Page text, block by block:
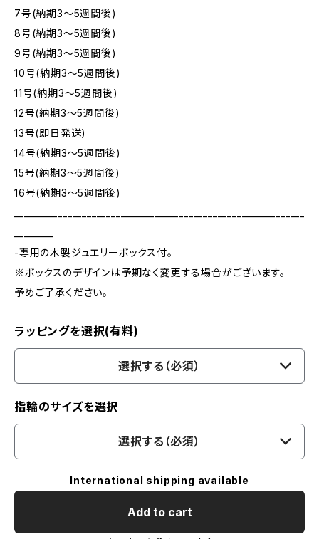
7号(納期3～5週間後)
8号(納期3～5週間後)
9号(納期3～5週間後)
10号(納期3～5週間後)
11号(納期3～5週間後)
12号(納期3～5週間後)
13号(即日発送)
14号(納期3～5週間後)
15号(納期3～5週間後)
16号(納期3～5週間後)
-専用の木製ジュエリーボックス付。
※ボックスのデザインは予期なく変更する場合がございます。
予めご了承ください。
ラッピングを選択(有料)
選択する（必須）
指輪のサイズを選択
選択する（必須）
International shipping available
Add to cart